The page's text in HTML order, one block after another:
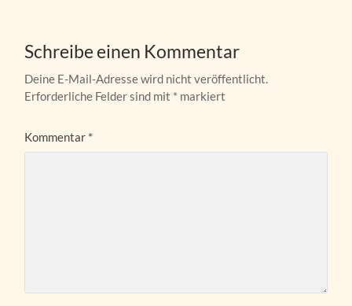
Schreibe einen Kommentar
Deine E-Mail-Adresse wird nicht veröffentlicht.
Erforderliche Felder sind mit * markiert
Kommentar *